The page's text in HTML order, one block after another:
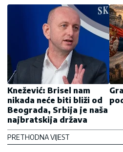
Knežević: Brisel nam
nikada neće biti bliži od
Beograda, Srbija je naša
najbratskija država
PRETHODNA VIJEST